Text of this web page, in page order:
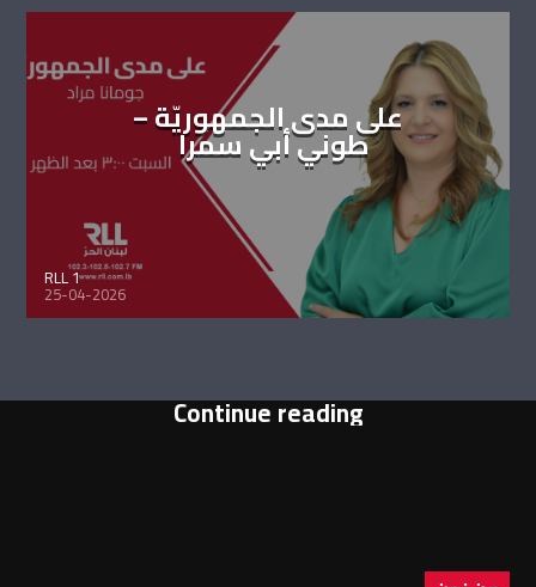
على مدى الجمهوريّة –
طوني أبي سمرا
RLL 1
25-04-2026
Continue reading